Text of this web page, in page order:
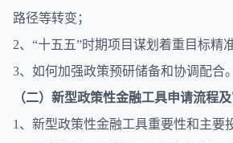
路径等转变；
2、“十五五”时期项目谋划着重目标精
3、如何加强政策预研储备和协调配合。
（二）新型政策性金融工具申请流程
1、新型政策性金融工具重要性和主要